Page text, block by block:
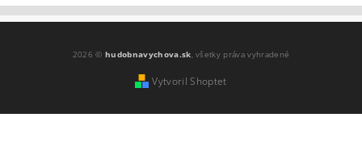
2026 ©hudobnavychova.sk, všetky práva vyhradené
Vytvoril Shoptet